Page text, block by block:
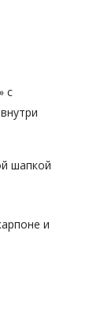
с
шапкой
и